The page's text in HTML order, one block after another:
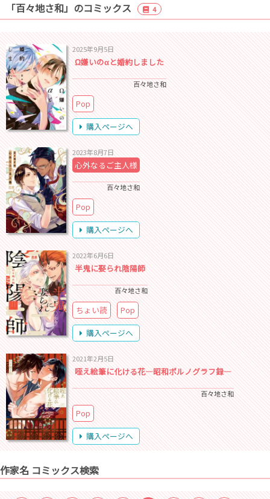
「百々地さ和」のコミックス 4
2025年9月5日
Ω嫌いのαと婚約しました
百々地さ和
Pop
購入ページへ
2023年8月7日
心外なるご主人様
百々地さ和
Pop
購入ページへ
2022年6月6日
半鬼に娶られ陰陽師
百々地さ和
ちょい読
Pop
購入ページへ
2021年2月5日
咥え絵筆に化ける花―昭和ポルノグラフ録―
百々地さ和
Pop
購入ページへ
作家名 コミックス検索